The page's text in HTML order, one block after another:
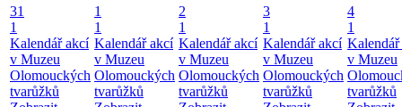
31
1
Kalendář akcí
v Muzeu
Olomouckých
tvarůžků
1
1
Kalendář akcí
v Muzeu
Olomouckých
tvarůžků
2
1
Kalendář akcí
v Muzeu
Olomouckých
tvarůžků
3
1
Kalendář akcí
v Muzeu
Olomouckých
tvarůžků
4
1
v Muzeu
tvarůžků